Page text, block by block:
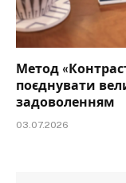
Метод
поєднувати
задоволенням
03.07.2026